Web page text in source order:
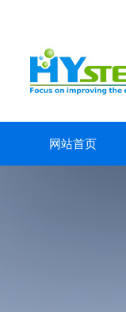
网站首页